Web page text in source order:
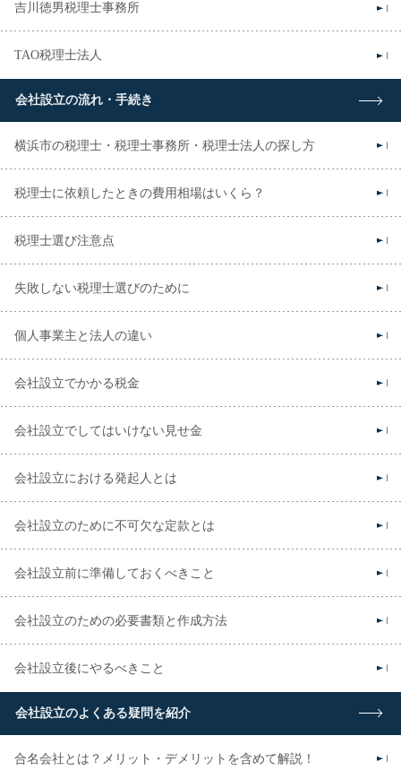
吉川徳男税理士事務所
TAO税理士法人
会社設立の流れ・手続き
横浜市の税理士・税理士事務所・税理士法人の探し方
税理士に依頼したときの費用相場はいくら？
税理士選び注意点
失敗しない税理士選びのために
個人事業主と法人の違い
会社設立でかかる税金
会社設立でしてはいけない見せ金
会社設立における発起人とは
会社設立のために不可欠な定款とは
会社設立前に準備しておくべきこと
会社設立のための必要書類と作成方法
会社設立後にやるべきこと
会社設立のよくある疑問を紹介
合名会社とは？メリット・デメリットを含めて解説！